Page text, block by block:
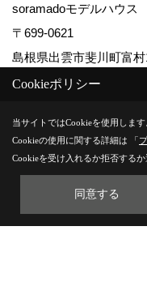
soramadoモデルハウス
〒699-0621
島根県出雲市斐川町富
TEL：0853-72-9394
＜営業時間＞10:00～
＜定休日＞不定休
Copyright (c) 株式会社大倉
Cookieポリシー
当サイトではCookieを使用します
Cookieの使用に関する詳細は 「
Cookieを受け入れるか拒否するか
同意する